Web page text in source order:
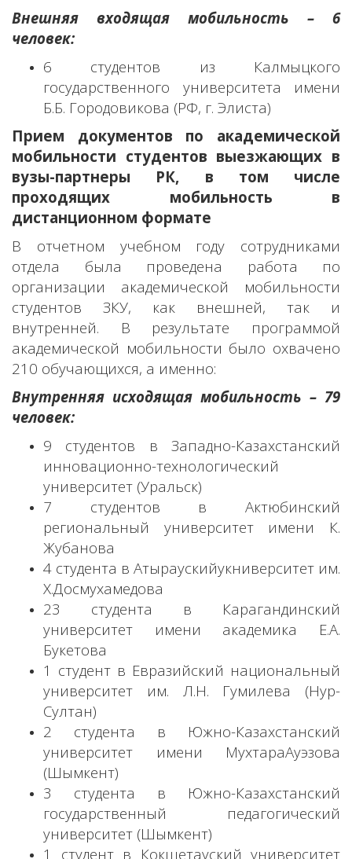
Внешняя входящая мобильность – 6
человек:
6 студентов из Калмыцкого
государственного университета имени
Б.Б. Городовикова (РФ, г. Элиста)
Прием документов по академической
мобильности студентов выезжающих в
вузы-партнеры РК, в том числе
проходящих мобильность в
дистанционном формате
В отчетном учебном году сотрудниками
отдела была проведена работа по
организации академической мобильности
студентов ЗКУ, как внешней, так и
внутренней. В результате программой
академической мобильности было охвачено
210 обучающихся, а именно:
Внутренняя исходящая мобильность – 79
человек:
9 студентов в Западно-Казахстанский
инновационно-технологический
университет (Уральск)
7 студентов в Актюбинский
региональный университет имени К.
Жубанова
4 студента в Атыраускийукниверситет им.
Х.Досмухамедова
23 студента в Карагандинский
университет имени академика Е.А.
Букетова
1 студент в Евразийский национальный
университет им. Л.Н. Гумилева (Нур-
Султан)
2 студента в Южно-Казахстанский
университет имени МухтараАуэзова
(Шымкент)
3 студента в Южно-Казахстанский
государственный педагогический
университет (Шымкент)
1 студент в Кокшетауский университет